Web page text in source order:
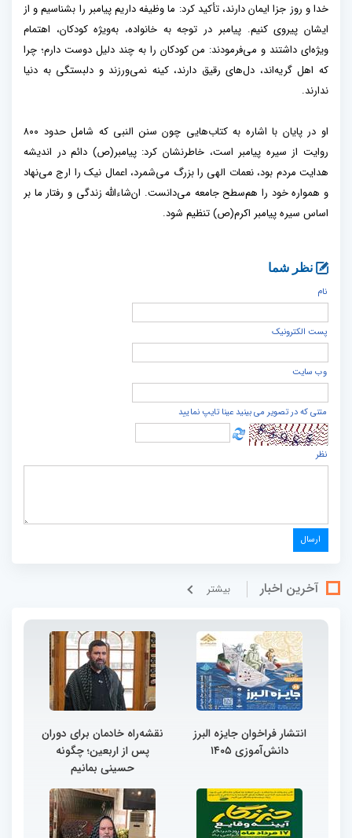
خدا و روز جزا ایمان دارند، تأکید کرد: ما وظیفه داریم پیامبر را بشناسیم و از
ایشان پیروی کنیم. پیامبر در توجه به خانواده، به‌ویژه کودکان، اهتمام
ویژه‌ای داشتند و می‌فرمودند: من کودکان را به چند دلیل دوست دارم؛ چرا
که اهل گریه‌اند، دل‌های رقیق دارند، کینه نمی‌ورزند و دلبستگی به دنیا
ندارند.
او در پایان با اشاره به کتاب‌هایی چون سنن النبی که شامل حدود ۸۰۰
روایت از سیره پیامبر است، خاطرنشان کرد: پیامبر(ص) دائم در اندیشه
هدایت مردم بود، نعمات الهی را بزرگ می‌شمرد، اعمال نیک را ارج می‌نهاد
و همواره خود را هم‌سطح جامعه می‌دانست. ان‌شاءالله زندگی و رفتار ما بر
اساس سیره پیامبر اکرم(ص) تنظیم شود.
نظر شما
نام
پست الكترونيک
وب سایت
متنی که در تصویر می بینید عینا تایپ نمایید
نظر
آخرین اخبار بيشتر
انتشار فراخوان جایزه البرز
دانش‌آموزی ۱۴۰۵
نقشه‌راه خادمان برای دوران
پس از اربعین؛ چگونه
حسینی بمانیم